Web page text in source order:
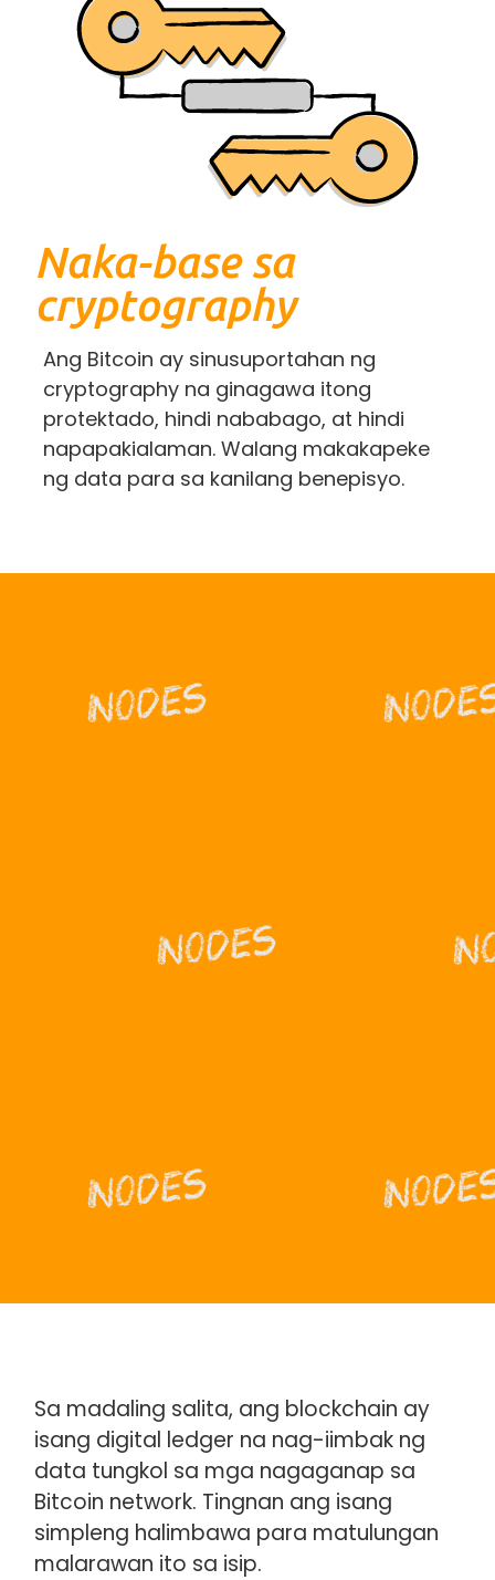
Naka-base sa
cryptography
Ang Bitcoin ay sinusuportahan ng
cryptography na ginagawa itong
protektado, hindi nababago, at hindi
napapakialaman. Walang makakapeke
ng data para sa kanilang benepisyo.
Nodes
Nodes
Nodes
Blockchain
Sa madaling salita, ang blockchain ay
isang digital ledger na nag-iimbak ng
data tungkol sa mga nagaganap sa
Bitcoin network. Tingnan ang isang
simpleng halimbawa para matulungan
malarawan ito sa isip.